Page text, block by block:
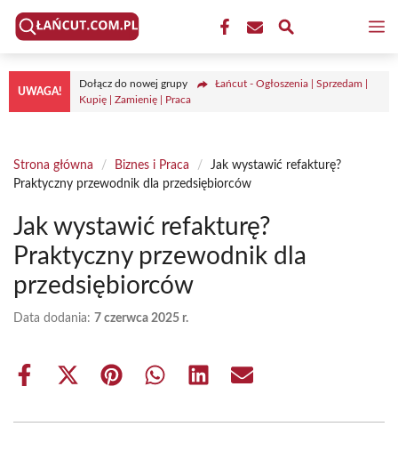
Przejdź
treści
UWAGA!
Dołącz do nowej grupy
Łańcut - Ogłoszenia | Sprzedam |
Kupię | Zamienię | Praca
Strona główna / Biznes i Praca /
Jak wystawić refakturę?
Praktyczny przewodnik dla przedsiębiorców
Jak wystawić refakturę?
Praktyczny przewodnik dla
przedsiębiorców
Data dodania: 7 czerwca 2025 r.
Share
Share
(Twitter)
Share Share Share Share